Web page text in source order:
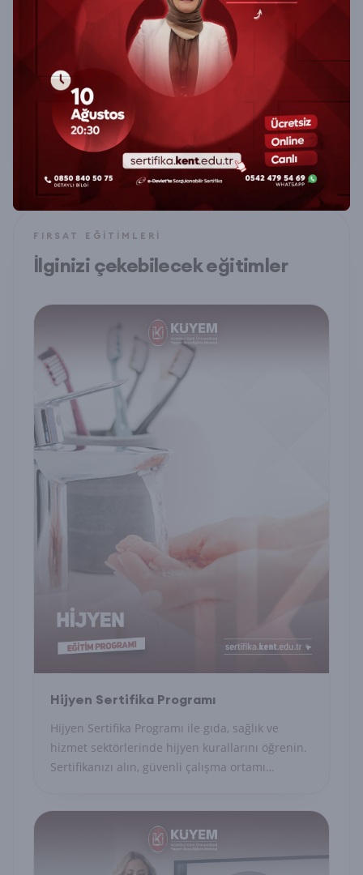
EĞITIM PROGRAMI
Iso 9001-2015 Sertifika Programı
sertifika.kent.edu.tr ₺2.499,00
FIRSAT EĞITIMLERI
İlginizi çekebilecek eğitimler
Hijyen Sertifika Programı
Hijyen Sertifika Programı ile gıda, sağlık ve
hizmet sektörlerinde hijyen kurallarını öğrenin.
Sertifikanızı alın, güvenli çalışma ortamı